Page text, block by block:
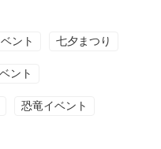
ント 七夕まつり
ント
恐竜イベント